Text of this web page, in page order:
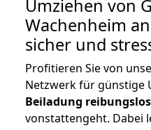
Umziehen von
Wachenheim
sicher und
Profitieren Sie von
Netzwerk für günstige
Beiladung
vonstattengeht. Dabei